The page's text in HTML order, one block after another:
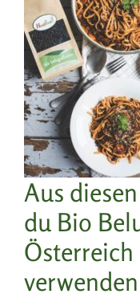
Aus
du Bio
verwenden